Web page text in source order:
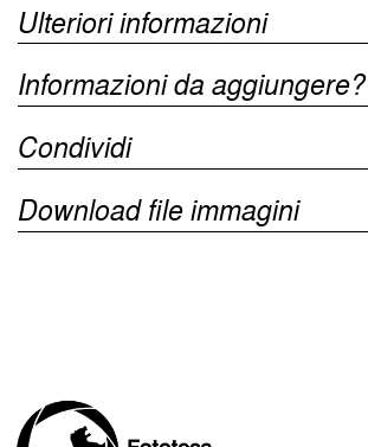
Ulteriori informazioni
Informazioni da aggiungere?
Condividi
Download file immagini